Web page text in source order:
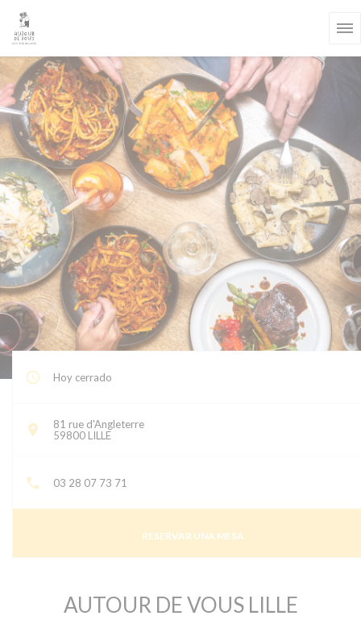
Hoy cerrado
81 rue d'Angleterre
59800 LILLE((abre en una nueva ventana))
03 28 07 73 71
RESERVAR UNA MESA
AUTOUR DE VOUS LILLE